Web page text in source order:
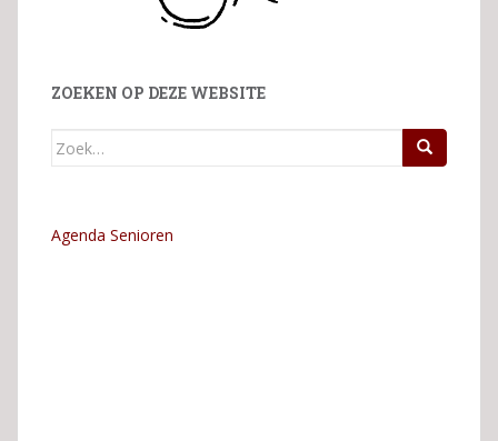
ZOEKEN OP DEZE WEBSITE
Zoek
Agenda Senioren